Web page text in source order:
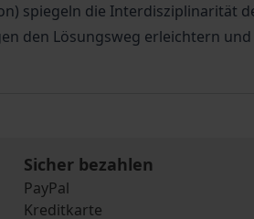
spiegeln die Interdisziplinarität
den Lösungsweg erleichtern
Sicher bezahlen
PayPal
Kreditkarte